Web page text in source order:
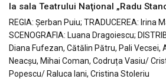
la sala Teatrului Naţional „Radu
REGIA: Șerban Puiu; TRADUCEREA: Irina
SCENOGRAFIA: Luana Dragoiescu;
Diana Fufezan, Cătălin Pătru, Pali Vecsei,
Neacșu, Mihai Coman, Codruța Vasiu/
Popescu/ Raluca Iani, Cristina Stoleriu